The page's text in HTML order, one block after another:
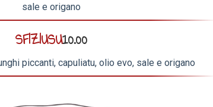
sale e origano
SFIZIUSU10.00
piccanti, capuliatu, olio evo, sale e origano